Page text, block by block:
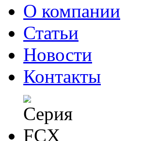
О компании
Статьи
Новости
Контакты